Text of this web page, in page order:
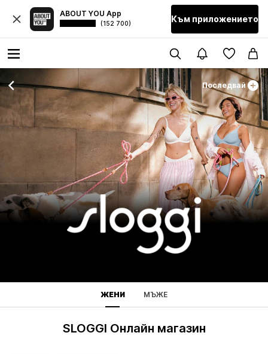
ABOUT YOU App
(152 700) Към приложението
Последвай
ЖЕНИ МЪЖЕ
SLOGGI Онлайн магазин